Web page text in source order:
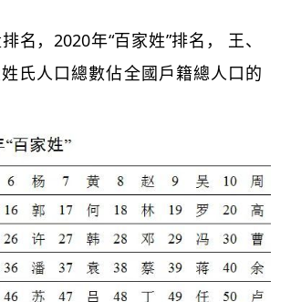
，2020年“百家姓”排名， 王、
氏人口總數佔全國戶籍總人口的